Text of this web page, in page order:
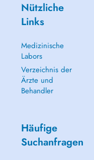
Nützliche
Links
Medizinische
Labors
Verzeichnis der
Ärzte und
Behandler
Häufige
Suchanfragen